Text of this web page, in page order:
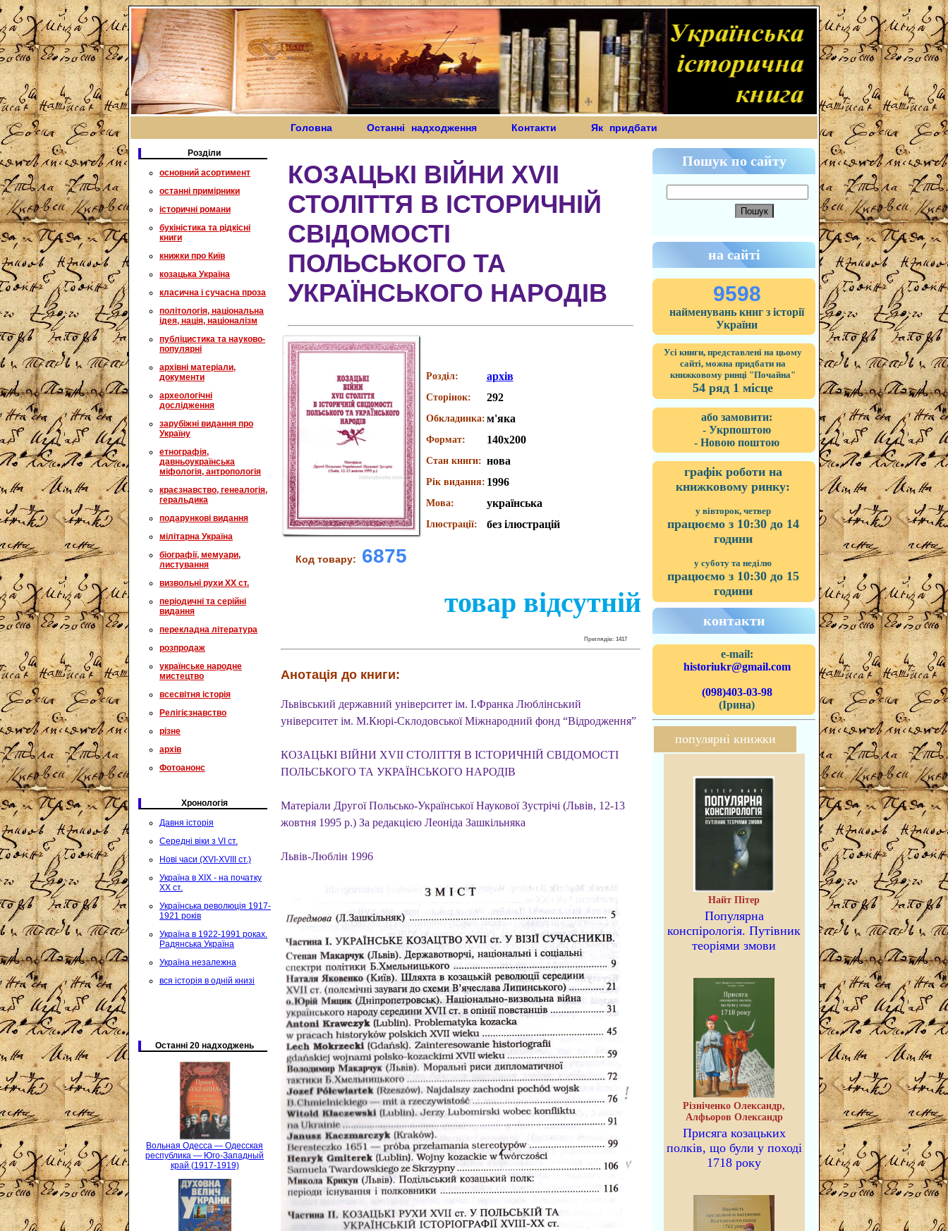
Головна Останні надходження Контакти Як придбати
Розділи
основний асортимент
останні примірники
історичні романи
букіністика та рідкісні
книги
книжки про Київ
козацька Україна
класична і сучасна проза
політологія, національна
ідея, нація, націоналізм
публіцистика та науково-
популярні
архівні матеріали,
документи
археологічні
дослідження
зарубіжні видання про
Україну
етнографія,
давньоукраїнська
міфологія, антропологія
краєзнавство, генеалогія,
геральдика
подарункові видання
мілітарна Україна
біографії, мемуари,
листування
визвольні рухи XX ст.
періодичні та серійні
видання
перекладна література
розпродаж
українське народне
мистецтво
всесвітня історія
Релігієзнавство
різне
архів
Фотоанонс
Хронологія
Давня історія
Середні віки з VI ст.
Нові часи (XVI-XVIII ст.)
Україна в XIX - на початку
XX ст.
Українська революція 1917-
1921 років
Україна в 1922-1991 роках.
Радянська Україна
Україна незалежна
вся історія в одній книзі
Останні 20 надходжень
Вольная Одесса — Одесская
республика — Юго-Западный
край (1917-1919)
КОЗАЦЬКІ ВІЙНИ XVII
СТОЛІТТЯ В ІСТОРИЧНІЙ
СВІДОМОСТІ
ПОЛЬСЬКОГО ТА
УКРАЇНСЬКОГО НАРОДІВ
Код товару: 6875
Розділ: архів
Сторінок: 292
Обкладинка: м'яка
Формат: 140х200
Стан книги: нова
Рік видання: 1996
Мова: українська
Ілюстрації: без ілюстрацій
товар відсутній
Преглядів: 1417
Анотація до книги:
Львівський державний університет ім. І.Франка Люблінський
університет ім. М.Кюрі-Склодовської Міжнародний фонд “Відродження”
КОЗАЦЬКІ ВІЙНИ XVII СТОЛІТТЯ В ІСТОРИЧНІЙ СВІДОМОСТІ
ПОЛЬСЬКОГО ТА УКРАЇНСЬКОГО НАРОДІВ
Матеріали Другої Польсько-Української Наукової Зустрічі (Львів, 12-13
жовтня 1995 р.) За редакцією Леоніда Зашкільняка
Львів-Люблін 1996
Пошук по сайту
на сайті
9598
найменувань книг з історії
України
Усі книги, представлені на цьому
сайті, можна придбати на
книжковому ринці "Почайна"
54 ряд 1 місце
або замовити:
- Укрпоштою
- Новою поштою
графік роботи на
книжковому ринку:
у вівторок, четвер
працюємо з 10:30 до 14
години
у суботу та неділю
працюємо з 10:30 до 15
години
контакти
e-mail:
historiukr@gmail.com
(098)403-03-98
(Ірина)
популярні книжки
Найт Пітер
Популярна
конспірологія. Путівник
теоріями змови
Різніченко Олександр,
Алфьоров Олександр
Присяга козацьких
полків, що були у поході
1718 року